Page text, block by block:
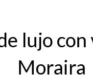
lujo
Moraira